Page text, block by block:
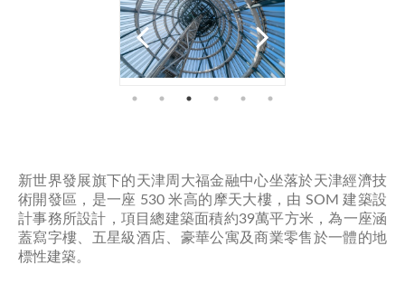
新世界發展旗下的天津周大福金融中心坐落於天津經濟技
術開發區，是一座 530 米高的摩天大樓，由 SOM 建築設
計事務所設計，項目總建築面積約39萬平方米，為一座涵
蓋寫字樓、五星級酒店、豪華公寓及商業零售於一體的地
標性建築。